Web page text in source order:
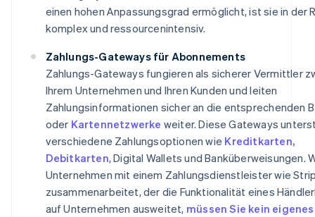
einen hohen Anpassungsgrad ermöglicht, ist sie in der
komplex und ressourcenintensiv.
Zahlungs-Gateways für Abonnements
Zahlungs-Gateways fungieren als sicherer Vermittler
Ihrem Unternehmen und Ihren Kunden und leiten
Zahlungsinformationen sicher an die entsprechenden
oder Kartennetzwerke weiter. Diese Gateways
verschiedene Zahlungsoptionen wie Kreditkarten,
Debitkarten, Digital Wallets und Banküberweisungen.
Unternehmen mit einem Zahlungsdienstleister wie
zusammenarbeitet, der die Funktionalität eines
auf Unternehmen ausweitet, müssen Sie kein eigenes